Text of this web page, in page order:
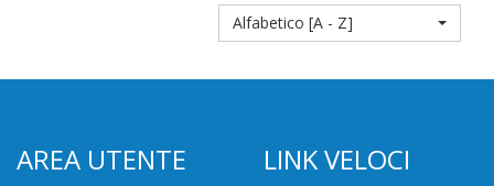
Alfabetico [A - Z]
AREA UTENTE LINK VELOCI